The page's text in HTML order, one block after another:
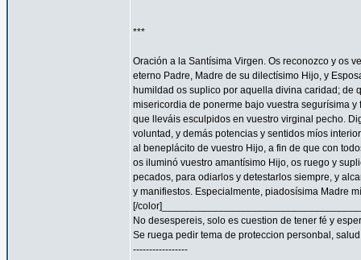
***
Oración a la Santísima Virgen. Os reconozco y os
eterno Padre, Madre de su dilectísimo Hijo, y
humildad os suplico por aquella divina caridad; de
misericordia de ponerme bajo vuestra segurísima
que lleváis esculpidos en vuestro virginal pecho.
voluntad, y demás potencias y sentidos míos
al beneplácito de vuestro Hijo, a fin de que con
os iluminó vuestro amantísimo Hijo, os ruego y
pecados, para odiarlos y detestarlos siempre, y
y manifiestos. Especialmente, piadosísima Madre
[/
No desespereis, solo es cuestion de tener fé y
Se ruega pedir tema de proteccion personbal,
-----------------